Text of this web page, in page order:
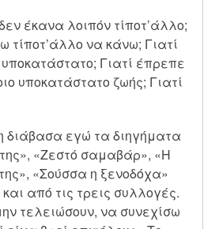
έκανα λοιπόν τίποτ’άλλο;
τίποτ’άλλο να κάνω; Γιατί
Γιατί έπρεπε
υποκατάστατο ζωής; Γιατί
διάβασα εγώ τα διηγήματα
«Ζεστό σαμαβάρ», «Η
«Σούσσα η ξενοδόχα»
από τις τρεις συλλογές.
τελειώσουν, να συνεχίσω